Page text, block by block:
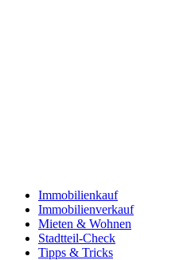
Immobilienkauf
Immobilienverkauf
Mieten & Wohnen
Stadtteil-Check
Tipps & Tricks